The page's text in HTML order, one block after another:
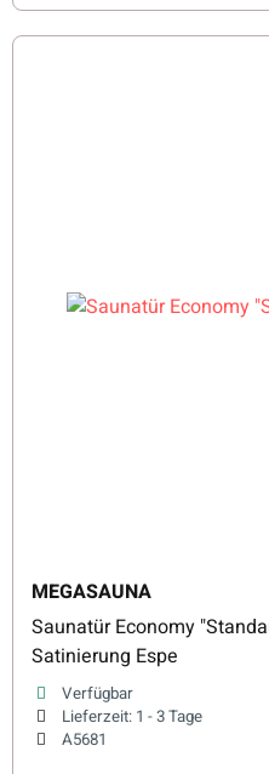
MEGASAUNA
Saunatür Economy "Standard" 80cm 210cm
Satinierung Espe
Verfügbar
Lieferzeit: 1 - 3 Tage
A5681